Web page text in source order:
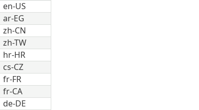
en-US
ar-EG
zh-CN
zh-TW
hr-HR
cs-CZ
fr-FR
fr-CA
de-DE